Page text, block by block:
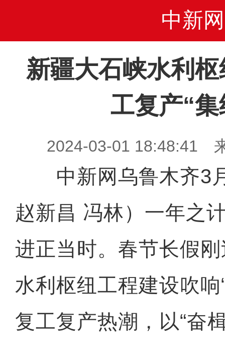
中新网
新疆大石峡水利
工复产“集
2024-03-01 18:48:41
中新网乌鲁木齐3
赵新昌 冯林）一年之
进正当时。春节长假
水利枢纽工程建设吹响
复工复产热潮，以“奋